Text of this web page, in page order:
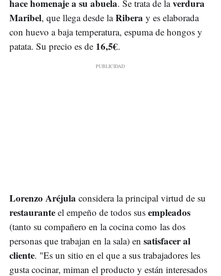
hace homenaje a su abuela. Se trata de laverdura
Maribel, que llega desde laRibera y es elaborada
con huevo a baja temperatura, espuma de hongos y
patata. Su precio es de 16,5€.
Lorenzo Aréjula considera la principal virtud de su
restaurante el empeño de todos sus empleados
(tanto su compañero en la cocina como las dos
personas que trabajan en la sala) en satisfacer al
cliente. "Es un sitio en el que a sus trabajadores les
gusta cocinar, miman el producto y están interesados